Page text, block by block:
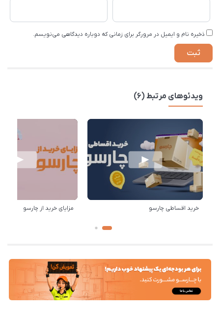
ذخیره نام و ایمیل در مرورگر برای زمانی که دوباره دیدگاهی می‌نویسم.
ویدئوهای مرتبط (6)
خرید اقساطی چارسو مزایای خرید از چارسو